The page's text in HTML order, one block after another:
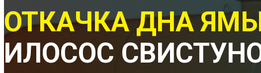
ОТКАЧКА ДНА
ИЛОСОС